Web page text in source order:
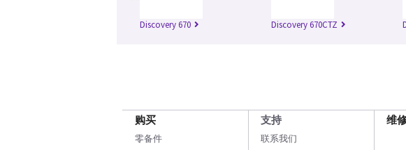
Discovery 670 Discovery 670CTZ
购买
零备件
支持
联系我们
维